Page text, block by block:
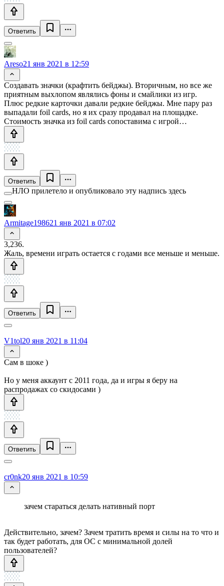
Ответить
Areso21 янв 2021 в 12:59
Создавать значки (крафтить бейджы). Вторичным, но все же
приятным выхлопом являлись фоны и смайлики из игр.
Плюс редкие карточки давали редкие бейджы. Мне пару раз
выпадали foil cards, но я их сразу продавал на площадке.
Стоимость значка из foil cards сопоставима с игрой…
Ответить
НЛО прилетело и опубликовало эту надпись здесь
Armitage198621 янв 2021 в 07:02
3,236.
Жаль, времени играть остается с годами все меньше и меньше.
Ответить
V1tol20 янв 2021 в 11:04
Сам в шоке )
Но у меня аккаунт с 2011 года, да и игры я беру на
распродажах со скидосами )
Ответить
cr0nk20 янв 2021 в 10:59
зачем стараться делать нативный порт
Действительно, зачем? Зачем тратить время и силы на то что и
так будет работать, для ОС с минимальной долей
пользователей?